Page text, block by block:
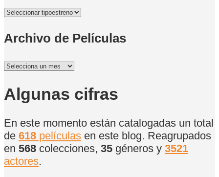
Archivo de Películas
Archivo
Películas
Algunas cifras
En este momento están catalogadas un total
de 618 películas en este blog. Reagrupados
en 568 colecciones, 35 géneros y 3521
actores.